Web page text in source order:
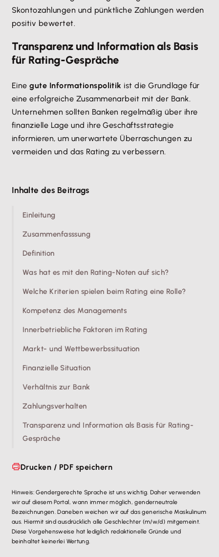
Skontozahlungen und pünktliche Zahlungen werden
positiv bewertet.
Transparenz und Information als Basis
für Rating-Gespräche
Einegute Informationspolitik ist die Grundlage für
eine erfolgreiche Zusammenarbeit mit der Bank.
Unternehmen sollten Banken regelmäßig über ihre
finanzielle Lage und ihre Geschäftsstrategie
informieren, um unerwartete Überraschungen zu
vermeiden und das Rating zu verbessern.
Inhalte des Beitrags
Einleitung
Zusammenfasssung
Definition
Was hat es mit den Rating-Noten auf sich?
Welche Kriterien spielen beim Rating eine Rolle?
Kompetenz des Managements
Innerbetriebliche Faktoren im Rating
Markt- und Wettbewerbssituation
Finanzielle Situation
Verhältnis zur Bank
Zahlungsverhalten
Transparenz und Information als Basis für Rating-
Gespräche
Drucken / PDF speichern
Hinweis: Gendergerechte Sprache ist uns wichtig. Daher verwenden
wir auf diesem Portal, wann immer möglich, genderneutrale
Bezeichnungen. Daneben weichen wir auf das generische Maskulinum
aus. Hiermit sind ausdrücklich alle Geschlechter (m/w/d) mitgemeint.
Diese Vorgehensweise hat lediglich redaktionelle Gründe und
beinhaltet keinerlei Wertung.